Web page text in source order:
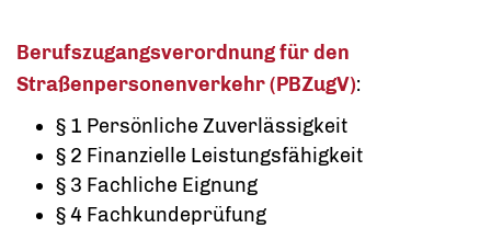
Berufszugangsverordnung für den
Straßenpersonenverkehr (PBZugV):
§ 1 Persönliche Zuverlässigkeit
§ 2 Finanzielle Leistungsfähigkeit
§ 3 Fachliche Eignung
§ 4 Fachkundeprüfung